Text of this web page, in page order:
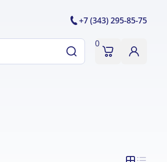
+7 (343) 295-85-75
0